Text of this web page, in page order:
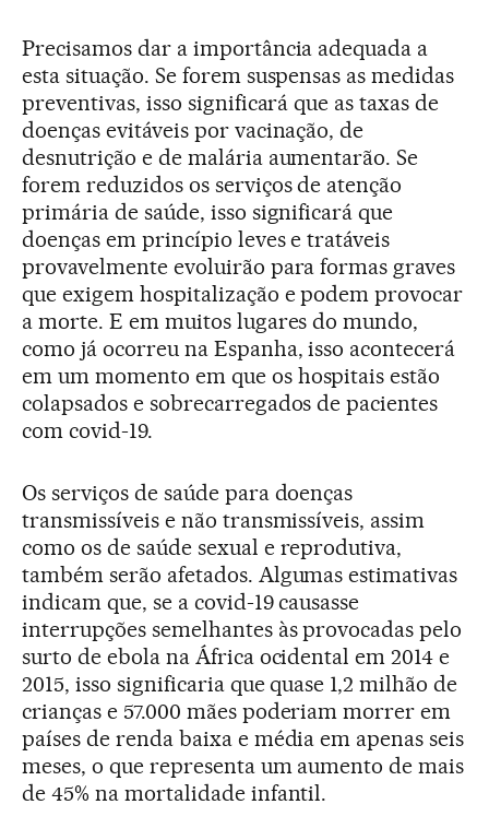
Precisamos dar a importância adequada a
esta situação. Se forem suspensas as medidas
preventivas, isso significará que as taxas de
doenças evitáveis por vacinação, de
desnutrição e de malária aumentarão. Se
forem reduzidos os serviços de atenção
primária de saúde, isso significará que
doenças em princípio leves e tratáveis
provavelmente evoluirão para formas graves
que exigem hospitalização e podem provocar
a morte. E em muitos lugares do mundo,
como já ocorreu na Espanha, isso acontecerá
em um momento em que os hospitais estão
colapsados e sobrecarregados de pacientes
com covid-19.
Os serviços de saúde para doenças
transmissíveis e não transmissíveis, assim
como os de saúde sexual e reprodutiva,
também serão afetados. Algumas estimativas
indicam que, se a covid-19 causasse
interrupções semelhantes às provocadas pelo
surto de ebola na África ocidental em 2014 e
2015, isso significaria que quase 1,2 milhão de
crianças e 57.000 mães poderiam morrer em
países de renda baixa e média em apenas seis
meses, o que representa um aumento de mais
de 45% na mortalidade infantil.